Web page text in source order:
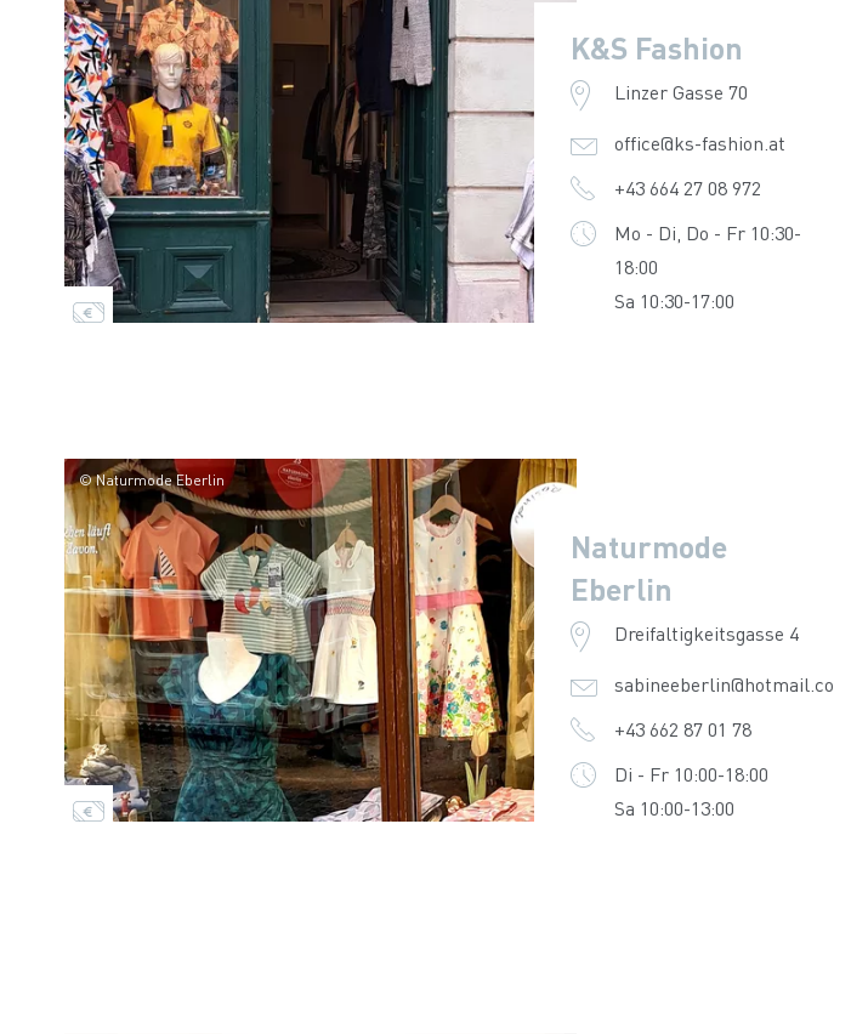
K&S Fashion
Linzer Gasse 70
office@ks-fashion.at
+43 664 27 08 972
Mo - Di, Do - Fr 10:30-
18:00
Sa 10:30-17:00
© Naturmode Eberlin
Naturmode
Eberlin
Dreifaltigkeitsgasse 4
sabineeberlin@hotmail.com
+43 662 87 01 78
Di - Fr 10:00-18:00
Sa 10:00-13:00